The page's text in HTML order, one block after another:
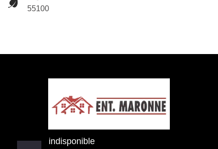
55100
indisponible